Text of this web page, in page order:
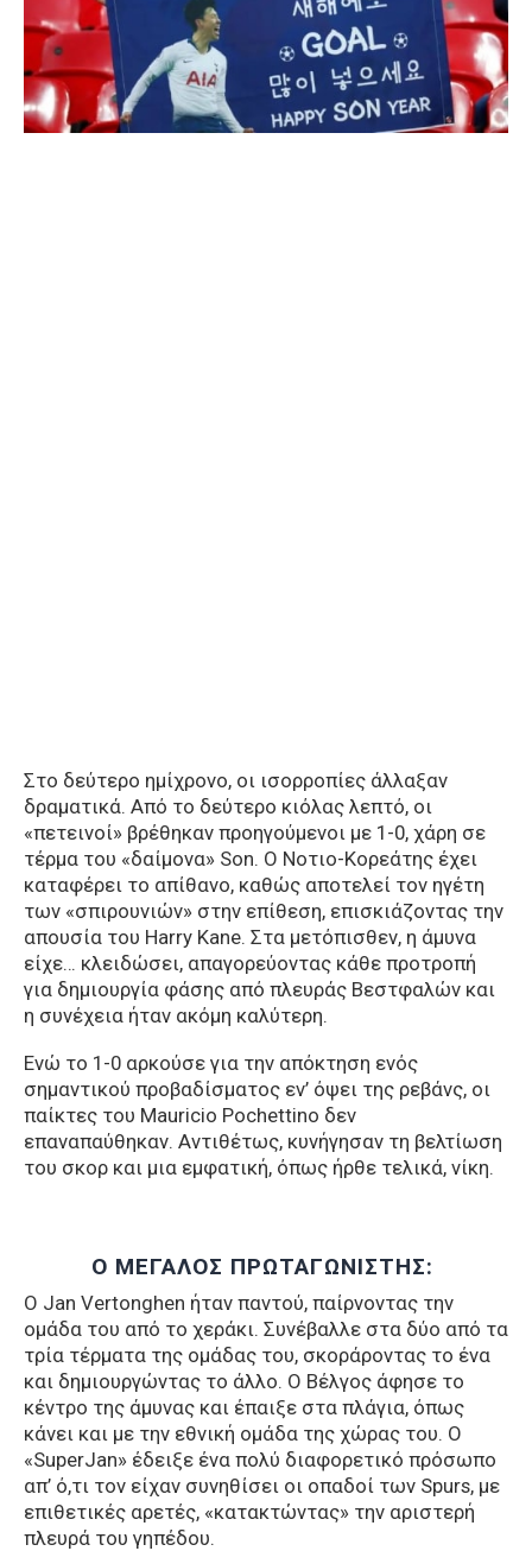
Στο δεύτερο ημίχρονο, οι ισορροπίες άλλαξαν
δραματικά. Από το δεύτερο κιόλας λεπτό, οι
«πετεινοί» βρέθηκαν προηγούμενοι με 1-0, χάρη σε
τέρμα του «δαίμονα» Son. Ο Νοτιο-Κορεάτης έχει
καταφέρει το απίθανο, καθώς αποτελεί τον ηγέτη
των «σπιρουνιών» στην επίθεση, επισκιάζοντας την
απουσία του Harry Kane. Στα μετόπισθεν, η άμυνα
είχε… κλειδώσει, απαγορεύοντας κάθε προτροπή
για δημιουργία φάσης από πλευράς Βεστφαλών και
η συνέχεια ήταν ακόμη καλύτερη.
Ενώ το 1-0 αρκούσε για την απόκτηση ενός
σημαντικού προβαδίσματος εν’ όψει της ρεβάνς, οι
παίκτες του Μauricio Pochettino δεν
επαναπαύθηκαν. Αντιθέτως, κυνήγησαν τη βελτίωση
του σκορ και μια εμφατική, όπως ήρθε τελικά, νίκη.
Ο ΜΕΓΑΛΟΣ ΠΡΩΤΑΓΩΝΙΣΤΗΣ:
Ο Jan Vertonghen ήταν παντού, παίρνοντας την
ομάδα του από το χεράκι. Συνέβαλλε στα δύο από τα
τρία τέρματα της ομάδας του, σκοράροντας το ένα
και δημιουργώντας το άλλο. Ο Βέλγος άφησε το
κέντρο της άμυνας και έπαιξε στα πλάγια, όπως
κάνει και με την εθνική ομάδα της χώρας του. Ο
«SuperJan» έδειξε ένα πολύ διαφορετικό πρόσωπο
απ’ ό,τι τον είχαν συνηθίσει οι οπαδοί των Spurs, με
επιθετικές αρετές, «κατακτώντας» την αριστερή
πλευρά του γηπέδου.